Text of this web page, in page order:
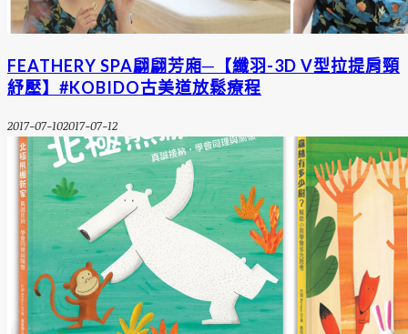
FEATHERY SPA翩翩芳廂─【纖羽-3D V型拉提肩頸
紓壓】#KOBIDO古美道放鬆療程
2017-07-102017-07-12